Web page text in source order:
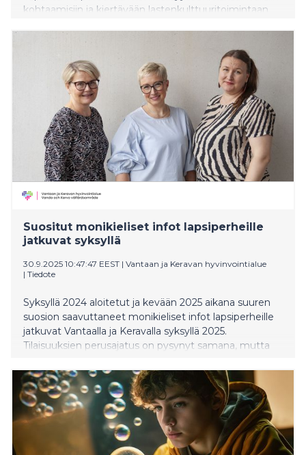
kohtaamisiin ja kiertävään lastenkulttuuritoimintaan
tervehdyksen opetusministeri Anders Adlercreutz.
Suositut monikieliset infot lapsiperheille
jatkuvat syksyllä
30.9.2025 10:47:47 EEST | Vantaan ja Keravan hyvinvointialue
| Tiedote
Syksyllä 2024 aloitetut ja kevään 2025 aikana suuren
suosion saavuttaneet monikieliset infot lapsiperheille
jatkuvat Vantaalla ja Keravalla syksyllä 2025.
Tilaisuuksien perusajatus on pysynyt samana, mutta